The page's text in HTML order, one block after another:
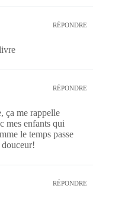
RÉPONDRE
RÉPONDRE
ça me rappelle
mes enfants qui
le temps passe
RÉPONDRE